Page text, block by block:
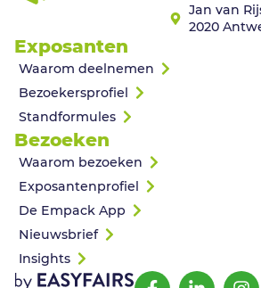
Jan van
2020
Exposanten
Waarom deelnemen
Bezoekersprofiel
Standformules
Bezoeken
Waarom bezoeken
Exposantenprofiel
De Empack App
Nieuwsbrief
Insights